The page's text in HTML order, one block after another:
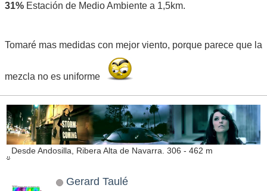
31% Estación de Medio Ambiente a 1,5km.
Tomaré mas medidas con mejor viento, porque parece que la
mezcla no es uniforme
Desde Andosilla, Ribera Alta de Navarra. 306 - 462 m
Gerard Taulé